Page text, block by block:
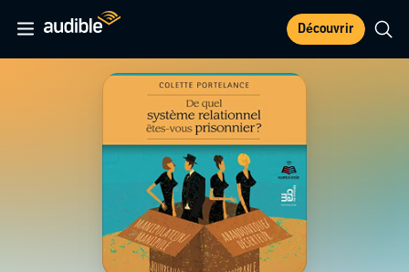
Découvrir